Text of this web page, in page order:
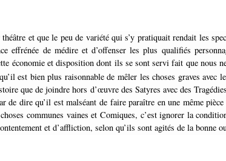
effrénée de médire et d’offenser les plus qualifiés
économie et disposition dont ils se sont servi fait que nous
est bien plus raisonnable de mêler les choses graves avec
que de joindre hors d’œuvre des Satyres avec des
dire qu’il est malséant de faire paraître en une même
communes vaines et Comiques, c’est ignorer la
et d’affliction, selon qu’ils sont agités de la bonne